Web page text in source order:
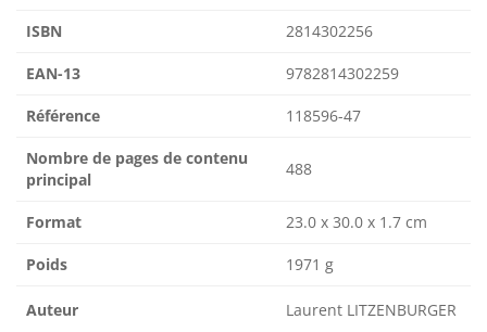
ISBN 2814302256
EAN-13 9782814302259
Référence 118596-47
Nombre de pages de contenu
principal
488
Format 23.0 x 30.0 x 1.7 cm
Poids 1971 g
Auteur Laurent LITZENBURGER